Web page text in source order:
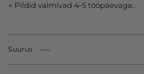
∘ Pildid valmivad 4-5 tööpäevaga.
Suurus